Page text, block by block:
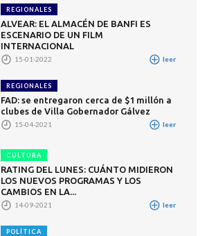
REGIONALES
ALVEAR: EL ALMACÉN DE BANFI ES
ESCENARIO DE UN FILM
INTERNACIONAL
15-01-2022 leer
REGIONALES
FAD: se entregaron cerca de $1 millón a
clubes de Villa Gobernador Gálvez
15-04-2021 leer
CULTURA
RATING DEL LUNES: CUÁNTO MIDIERON
LOS NUEVOS PROGRAMAS Y LOS
CAMBIOS EN LA...
14-09-2021 leer
POLÍTICA